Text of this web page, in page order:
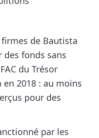
firmes de Bautista
fonds sans
du Trésor
2018 : au moins
pour des
par les